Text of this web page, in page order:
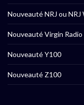
Nouveauté NRJ ou NRJ
Nouveauté Virgin
Nouveauté Y100
Nouveauté Z100